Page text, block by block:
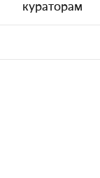
кураторам